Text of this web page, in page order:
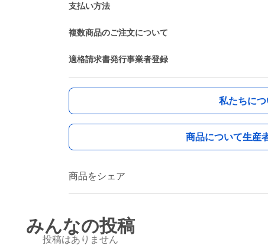
支払い方法
複数商品のご注文について
適格請求書発行事業者登録
私たちにつ
商品について生産
商品をシェア
みんなの投稿
投稿はありません